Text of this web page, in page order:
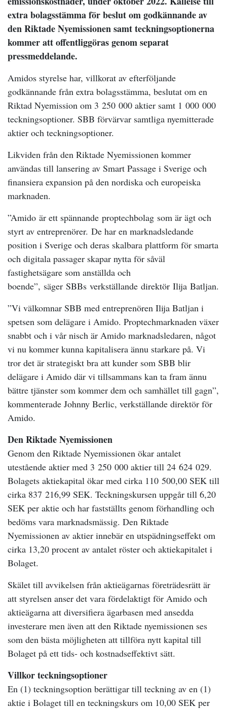
extra bolagsstämma för beslut om godkännande av
den Riktade Nyemissionen samt teckningsoptionerna
kommer att offentliggöras genom separat
pressmeddelande.
Amidos styrelse har, villkorat av efterföljande
godkännande från extra bolagsstämma, beslutat om en
Riktad Nyemission om 3 250 000 aktier samt 1 000 000
teckningsoptioner. SBB förvärvar samtliga nyemitterade
aktier och teckningsoptioner.
Likviden från den Riktade Nyemissionen kommer
användas till lansering av Smart Passage i Sverige och
finansiera expansion på den nordiska och europeiska
marknaden.
”Amido är ett spännande proptechbolag som är ägt och
styrt av entreprenörer. De har en marknadsledande
position i Sverige och deras skalbara plattform för smarta
och digitala passager skapar nytta för såväl
fastighetsägare som anställda och
boende”, säger SBBs verkställande direktör Ilija Batljan.
”Vi välkomnar SBB med entreprenören Ilija Batljan i
spetsen som delägare i Amido. Proptechmarknaden växer
snabbt och i vår nisch är Amido marknadsledaren, något
vi nu kommer kunna kapitalisera ännu starkare på. Vi
tror det är strategiskt bra att kunder som SBB blir
delägare i Amido där vi tillsammans kan ta fram ännu
bättre tjänster som kommer dem och samhället till gagn”,
kommenterade Johnny Berlic, verkställande direktör för
Amido.
Den Riktade Nyemissionen
Genom den Riktade Nyemissionen ökar antalet
utestående aktier med 3 250 000 aktier till 24 624 029.
Bolagets aktiekapital ökar med cirka 110 500,00 SEK till
cirka 837 216,99 SEK. Teckningskursen uppgår till 6,20
SEK per aktie och har fastställts genom förhandling och
bedöms vara marknadsmässig. Den Riktade
Nyemissionen av aktier innebär en utspädningseffekt om
cirka 13,20 procent av antalet röster och aktiekapitalet i
Bolaget.
Skälet till avvikelsen från aktieägarnas företrädesrätt är
att styrelsen anser det vara fördelaktigt för Amido och
aktieägarna att diversifiera ägarbasen med ansedda
investerare men även att den Riktade nyemissionen ses
som den bästa möjligheten att tillföra nytt kapital till
Bolaget på ett tids- och kostnadseffektivt sätt.
Villkor teckningsoptioner
En (1) teckningsoption berättigar till teckning av en (1)
aktie i Bolaget till en teckningskurs om 10,00 SEK per